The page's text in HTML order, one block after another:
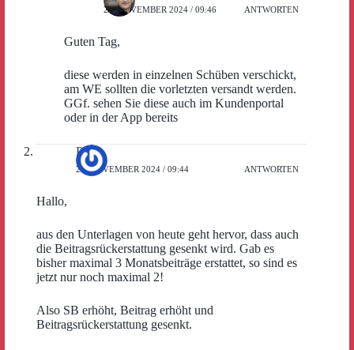
29. NOVEMBER 2024 / 09:46 ANTWORTEN
Guten Tag,
diese werden in einzelnen Schüben verschickt,
am WE sollten die vorletzten versandt werden.
GGf. sehen Sie diese auch im Kundenportal
oder in der App bereits
PB
29. NOVEMBER 2024 / 09:44 ANTWORTEN
Hallo,
aus den Unterlagen von heute geht hervor, dass auch
die Beitragsrückerstattung gesenkt wird. Gab es
bisher maximal 3 Monatsbeiträge erstattet, so sind es
jetzt nur noch maximal 2!
Also SB erhöht, Beitrag erhöht und
Beitragsrückerstattung gesenkt.